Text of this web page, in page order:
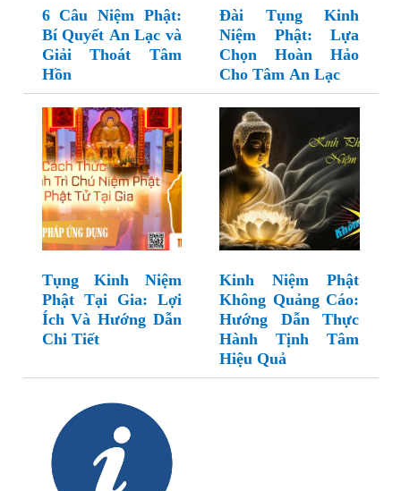
6 Câu Niệm Phật:
Bí Quyết An Lạc và
Giải Thoát Tâm
Hồn
Đài Tụng Kinh
Niệm Phật: Lựa
Chọn Hoàn Hảo
Cho Tâm An Lạc
Tụng Kinh Niệm
Phật Tại Gia: Lợi
Ích Và Hướng Dẫn
Chi Tiết
Kinh Niệm Phật
Không Quảng Cáo:
Hướng Dẫn Thực
Hành Tịnh Tâm
Hiệu Quả